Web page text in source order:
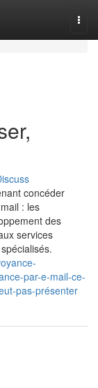
concéder
: les
des
services
par-e-mail-ce-
pas-présenter